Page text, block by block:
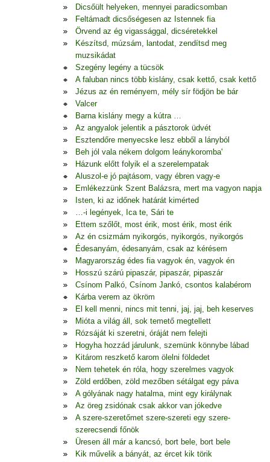
Dicsőült helyeken, mennyei paradicsomban
Feltámadt dicsőségesen az Istennek fia
Örvend az ég vigassággal, dicséretekkel
Készítsd, múzsám, lantodat, zendítsd meg
muzsikádat
Szegény legény a tücsök
A faluban nincs több kislány, csak kettő, csak kettő
Jézus az én reményem, mély sír födjön be bár
Valcer
Barna kislány megy a kútra …
Az angyalok jelentik a pásztorok üdvét
Esztendőre menyecske lesz ebből a lányból
Beh jól vala nékem dolgom leánykoromba'
Házunk előtt folyik el a szerelempatak
Aluszol-e jó pajtásom, vagy ébren vagy-e
Emlékezzünk Szent Balázsra, mert ma vagyon napja
Isten, ki az időnek határát kimérted
…-i legények, Ica te, Sári te
Ettem szőlőt, most érik, most érik, most érik
Az én csizmám nyikorgós, nyikorgós, nyikorgós
Édesanyám, édesanyám, csak az kérésem
Magyarország édes fia vagyok én, vagyok én
Hosszú szárú pipaszár, pipaszár, pipaszár
Csínom Palkó, Csínom Jankó, csontos kalabérom
Kárba verem az ökröm
El kell menni, nincs mit tenni, jaj, jaj, beh keserves
Mióta a világ áll, sok temető megtellett
Rózsáját ki szeretni, óráját nem felejti
Hogyha hozzád járulunk, szemünk könnybe lábad
Kitárom reszkető karom ölelni földedet
Nem tehetek én róla, hogy szerelmes vagyok
Zöld erdőben, zöld mezőben sétálgat egy páva
A gólyának nagy hatalma, mint egy királynak
Az öreg zsidónak csak akkor van jókedve
A szere-szeretőmet szere-szereti egy szere-
szerecsendi főnök
Üresen áll már a kancsó, bort bele, bort bele
Kik művelik a bányát, az ércet kik törik